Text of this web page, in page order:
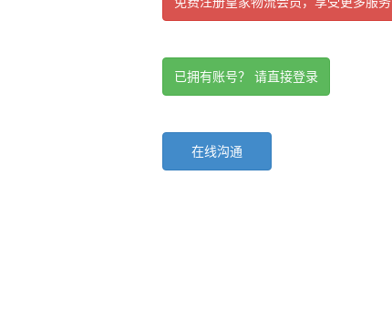
已拥有账号？ 请直接登录
在线沟通